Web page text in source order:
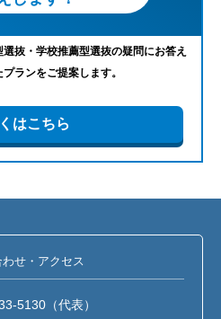
抜・学校推薦型選抜の疑問にお答え
ランをご提案します。
はこちら
せ・アクセス
5130（代表）